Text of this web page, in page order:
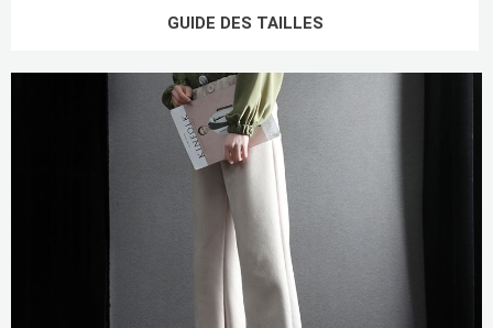
GUIDE DES TAILLES